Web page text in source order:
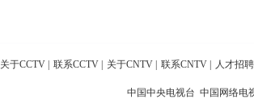
关于CCTV 联系CCTV 关于CNTV 联系CNTV 人才招聘
中国中央电视台 中国网络电